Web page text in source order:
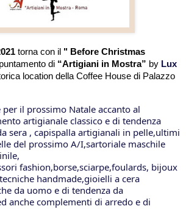
torna con il " Before Christmas
di “Artigiani in Mostra” by Lux
location della Coffee House di Palazzo
il prossimo Natale accanto al
artigianale classico e di tendenza
sera , capispalla artigianali in pelle,ultimi
del prossimo A/I,sartoriale maschile
fashion,borse,sciarpe,foulards, bijoux
handmade,gioielli a cera
da uomo e di tendenza da
anche complementi di arredo e di